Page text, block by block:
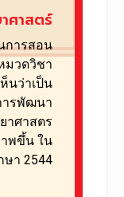
ศาสตร์
การสอน
มวดวิชา
นว่าเป็น
รพัฒนา
าศาสตร
าพขึ้นใน
ษา 2544